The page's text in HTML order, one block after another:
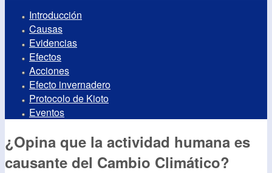
Introducción
Causas
Evidencias
Efectos
Acciones
Efecto invernadero
Protocolo de Kioto
Eventos
¿Opina que la actividad humana es
causante del Cambio Climático?